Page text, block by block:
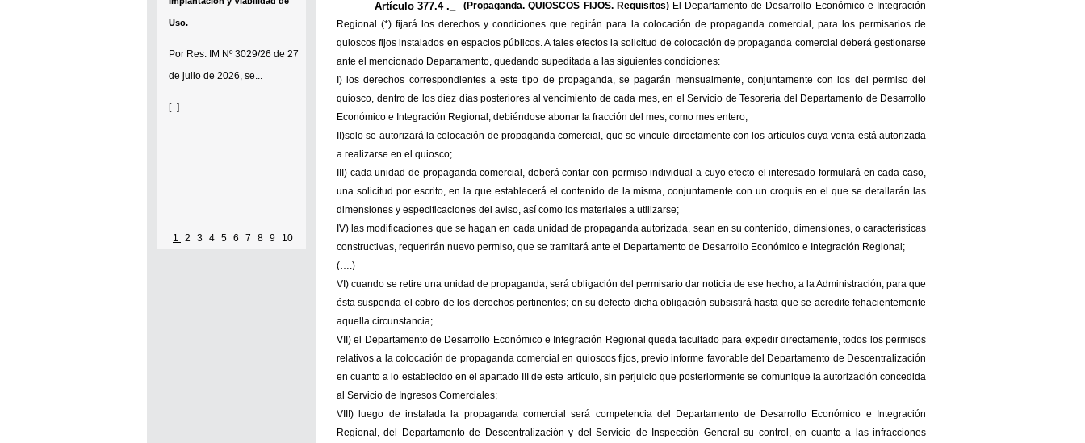
Uso.
Por Res. IM Nº 3029/26 de 27
de julio de 2026, se...
[+]
Se establece que estarán
1 2 3 4 5 6 7 8 9 10
Artículo 377.4 ._ (Propaganda. QUIOSCOS FIJOS. Requisitos) El Departamento de Desarrollo Económico e Integración
Regional (*) fijará los derechos y condiciones que regirán para la colocación de propaganda comercial, para los permisarios de
quioscos fijos instalados en espacios públicos. A tales efectos la solicitud de colocación de propaganda comercial deberá gestionarse
ante el mencionado Departamento, quedando supeditada a las siguientes condiciones:
I) los derechos correspondientes a este tipo de propaganda, se pagarán mensualmente, conjuntamente con los del permiso del
quiosco, dentro de los diez días posteriores al vencimiento de cada mes, en el Servicio de Tesorería del Departamento de Desarrollo
Económico e Integración Regional, debiéndose abonar la fracción del mes, como mes entero;
II)solo se autorizará la colocación de propaganda comercial, que se vincule directamente con los artículos cuya venta está autorizada
a realizarse en el quiosco;
III) cada unidad de propaganda comercial, deberá contar con permiso individual a cuyo efecto el interesado formulará en cada caso,
una solicitud por escrito, en la que establecerá el contenido de la misma, conjuntamente con un croquis en el que se detallarán las
dimensiones y especificaciones del aviso, así como los materiales a utilizarse;
IV) las modificaciones que se hagan en cada unidad de propaganda autorizada, sean en su contenido, dimensiones, o características
constructivas, requerirán nuevo permiso, que se tramitará ante el Departamento de Desarrollo Económico e Integración Regional;
(….)
VI) cuando se retire una unidad de propaganda, será obligación del permisario dar noticia de ese hecho, a la Administración, para que
ésta suspenda el cobro de los derechos pertinentes; en su defecto dicha obligación subsistirá hasta que se acredite fehacientemente
aquella circunstancia;
VII) el Departamento de Desarrollo Económico e Integración Regional queda facultado para expedir directamente, todos los permisos
relativos a la colocación de propaganda comercial en quioscos fijos, previo informe favorable del Departamento de Descentralización
en cuanto a lo establecido en el apartado III de este artículo, sin perjuicio que posteriormente se comunique la autorización concedida
al Servicio de Ingresos Comerciales;
VIII) luego de instalada la propaganda comercial será competencia del Departamento de Desarrollo Económico e Integración
Regional, del Departamento de Descentralización y del Servicio de Inspección General su control, en cuanto a las infracciones